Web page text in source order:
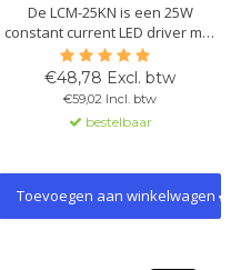
De LCM-25KN is een 25W
constant current LED driver met
selecteerbare stroomniveaus
via DIP-schakelaar, KNX-
interface en flikkervrij ontwerp.
Ondersteunt noodverlichting en
constante lichtopbrengst.
€48,78 Excl. btw
€59,02 Incl. btw
bestelbaar
Toevoegen aan winkelwagen